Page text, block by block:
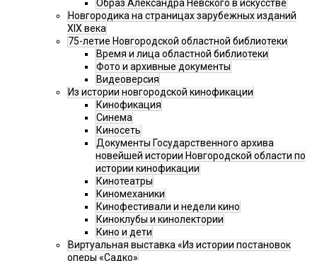
Образ Александра Невского в искусстве
Новгородика на страницах зарубежных изданий
XIX века
75-летие Новгородской областной библиотеки
Время и лица областной библиотеки
Фото и архивные документы
Видеоверсия
Из истории новгородской кинофикации
Кинофикация
Синема
Киносеть
Документы Государственного архива
новейшей истории Новгородской области по
истории кинофикации
Кинотеатры
Киномеханики
Кинофестивали и недели кино
Киноклубы и кинолектории
Кино и дети
Виртуальная выставка «Из истории постановок
оперы «Садко»